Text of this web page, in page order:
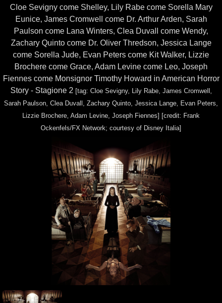
Cloe Sevigny come Shelley, Lily Rabe come Sorella Mary
Eunice, James Cromwell come Dr. Arthur Arden, Sarah
Paulson come Lana Winters, Clea Duvall come Wendy,
Zachary Quinto come Dr. Oliver Thredson, Jessica Lange
come Sorella Jude, Evan Peters come Kit Walker, Lizzie
Brochere come Grace, Adam Levine come Leo, Joseph
Fiennes come Monsignor Timothy Howard in American Horror
Story - Stagione 2 [tag: Cloe Sevigny, Lily Rabe, James Cromwell,
Sarah Paulson, Clea Duvall, Zachary Quinto, Jessica Lange, Evan Peters,
Lizzie Brochere, Adam Levine, Joseph Fiennes] [credit: Frank
Ockenfels/FX Network; courtesy of Disney Italia]